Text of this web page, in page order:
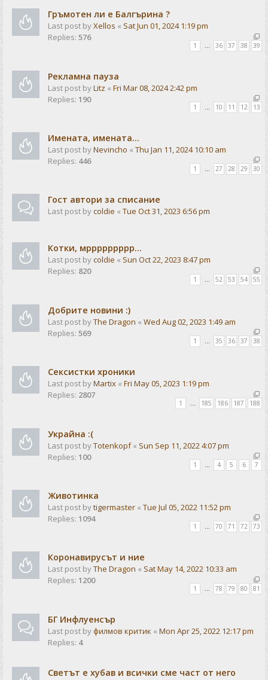
Гръмотен ли е Балгърина ?
Last post byXellos « Sat Jun 01, 2024 1:19 pm
Replies: 576
1 36 37 38 39
Рекламна пауза
Last post byLitz « Fri Mar 08, 2024 2:42 pm
Replies: 190
1 … 10 11 12 13
Имената, имената...
Last post byNevincho « Thu Jan 11, 2024 10:10 am
Replies: 446
1 … 27 28 29 30
Гост автори за списание
Last post bycoldie « Tue Oct 31, 2023 6:56 pm
Котки, мррррррррр...
Last post bycoldie « Sun Oct 22, 2023 8:47 pm
Replies: 820
1 52 53 54 55
Добрите новини :)
Last post byThe Dragon « Wed Aug 02, 2023 1:49 am
Replies: 569
1 … 35 36 37 38
Сексистки хроники
Last post byMartix « Fri May 05, 2023 1:19 pm
Replies: 2807
1 185 186 187 188
Украйна :(
Last post byTotenkopf« Sun Sep 11, 2022 4:07 pm
Replies: 100
1 … 4 5 6 7
Животинка
Last post bytigermaster « Tue Jul 05, 2022 11:52 pm
Replies: 1094
1 … 70 71 72 73
Коронавирусът и ние
Last post byThe Dragon « Sat May 14, 2022 10:33 am
Replies: 1200
1 78 79 80 81
БГ Инфлуенсър
Last post byфилмов критик « Mon Apr 25, 2022 12:17 pm
Replies: 4
Светът е хубав и всички сме част от него